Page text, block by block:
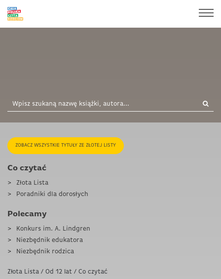
ZOBACZ WSZYSTKIE TYTUŁY ZE ZŁOTEJ LISTY
Co czytać
Złota Lista
Poradniki dla dorosłych
Polecamy
Konkurs im. A. Lindgren
Niezbędnik edukatora
Niezbędnik rodzica
Złota Lista / Od 12 lat / Co czytać